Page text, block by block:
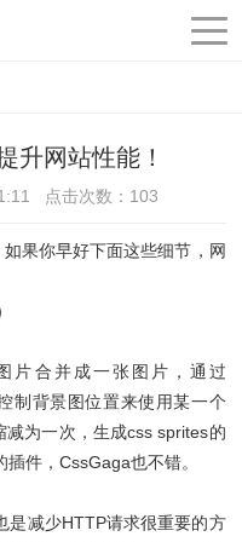
升网站性能！
点击次数： 103
果你早好下面这些细节，网
合并成一张图片，通过
制背景图位置来使用某一个
为一次，生成css sprites的
件，CssGaga也不错。
减少HTTP请求很重要的方